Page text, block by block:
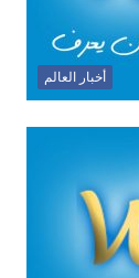
أخبار العالم